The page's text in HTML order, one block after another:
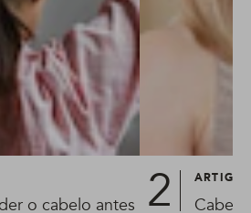
o cabelo antes
ARTIGO